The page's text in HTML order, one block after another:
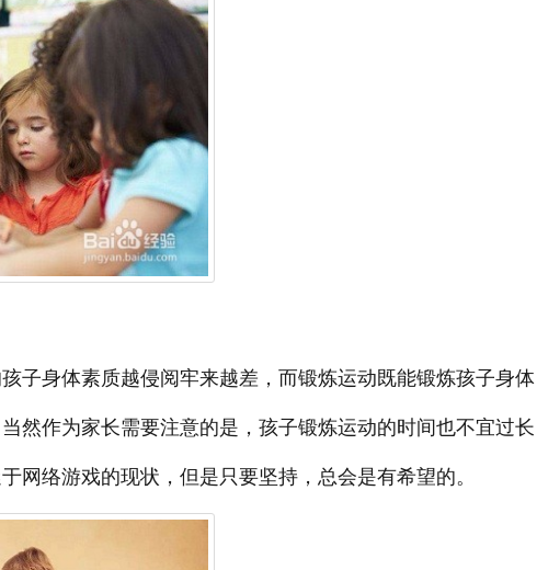
子身体素质越侵阅牢来越差，而锻炼运动既能锻炼孩子身
然作为家长需要注意的是，孩子锻炼运动的时间也不宜过
网络游戏的现状，但是只要坚持，总会是有希望的。